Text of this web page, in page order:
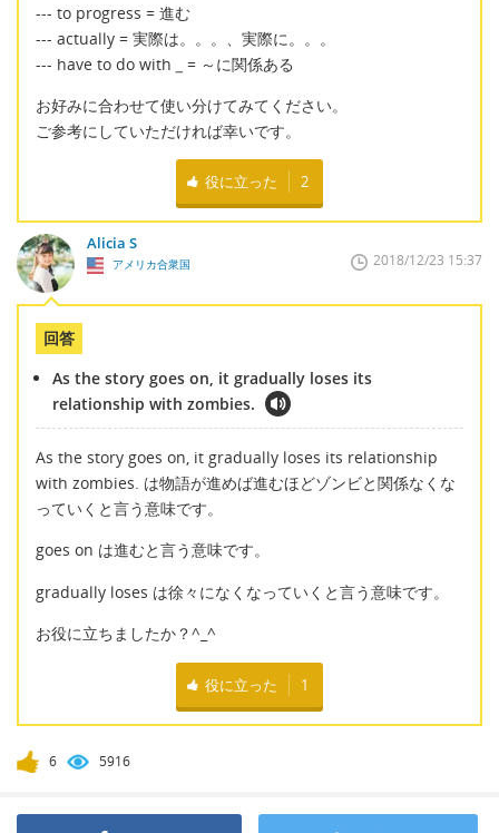
--- to progress = 進む
--- actually = 実際は。。。、実際に。。。
--- have to do with
= ～に関係ある
お好みに合わせて使い分けてみてください。
ご参考にしていただければ幸いです。
役に立った 2
Alicia S
アメリカ合衆国 2018/12/23 15:37
回答
As the story goes on, it gradually loses its
relationship with zombies.
As the story goes on, it gradually loses its relationship
with zombies. は物語が進めば進むほどゾンビと関係なくな
っていくと言う意味です。
goes on は進むと言う意味です。
gradually loses は徐々になくなっていくと言う意味です。
お役に立ちましたか？^_^
役に立った 1
6 5916